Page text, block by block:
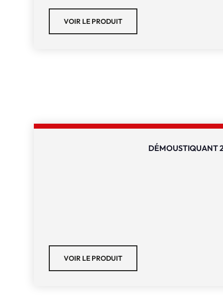
VOIR LE PRODUIT
DÉMOUSTIQUANT
VOIR LE PRODUIT